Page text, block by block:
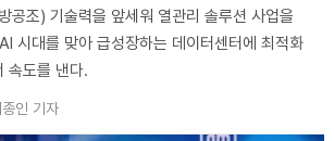
조) 기술력을 앞세워 열관리 솔루션 사업을
시대를 맞아 급성장하는 데이터센터에 최적화
속도를 낸다.
종인 기자